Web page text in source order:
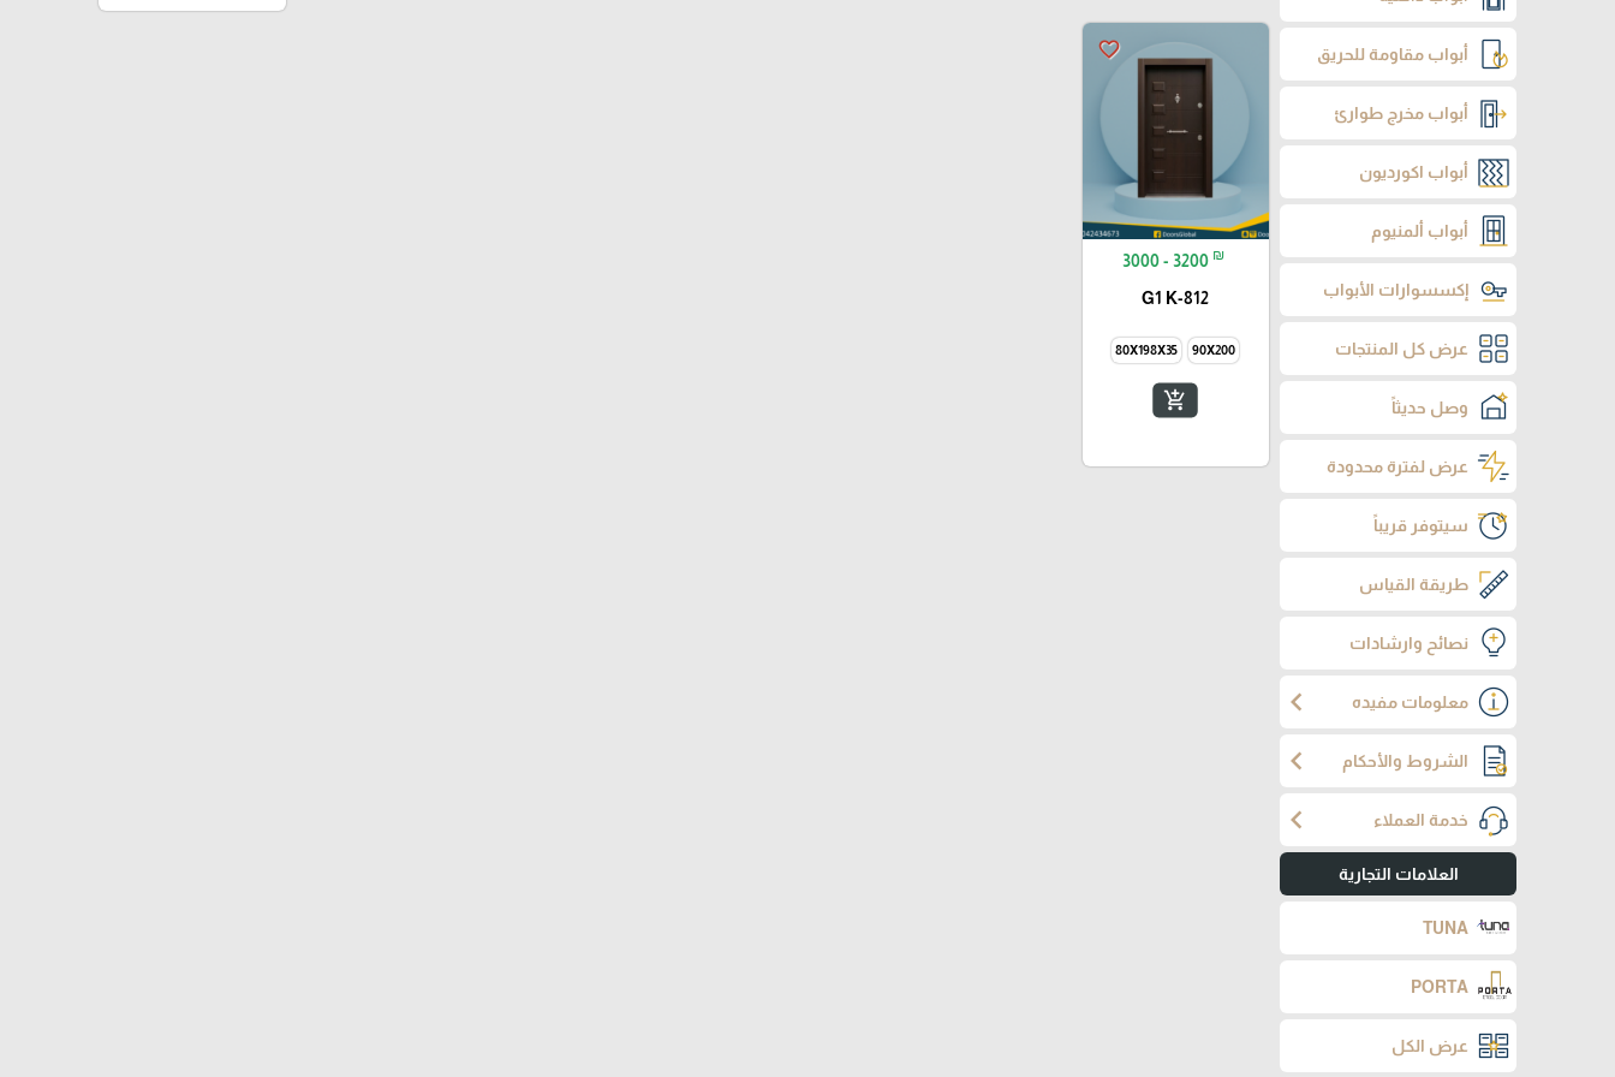
أبواب مقاومة للحريق
أبواب مخرج طوارئ
أبواب اكورديون
أبواب ألمنيوم
إكسسوارات الأبواب
عرض كل المنتجات
وصل حديثاً
عرض لفترة محدودة
سيتوفر قريباً
طريقة القياس
نصائح وارشادات
معلومات مفيده chevron_left
الشروط والأحكام chevron_left
خدمة العملاء chevron_left
العلامات التجارية
TUNA
PORTA
عرض الكل
favorite_border
3000 - 3200 ₪
G1 K-812
90X200
80X198X35
add_shopping_cart